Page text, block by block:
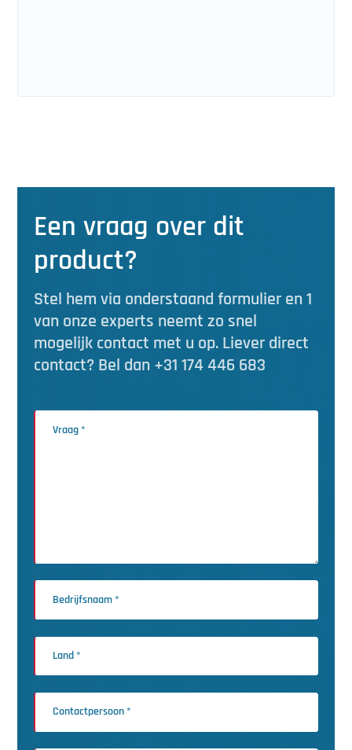
Een vraag over dit
product?
Stel hem via onderstaand formulier en 1
van onze experts neemt zo snel
mogelijk contact met u op. Liever direct
contact? Bel dan +31 174 446 683